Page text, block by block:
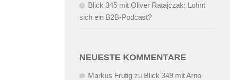
Blick 345 mit Oliver Ratajczak: Lohnt
sich ein B2B-Podcast?
NEUESTE KOMMENTARE
Markus Frutig zu Blick 349 mit Arno